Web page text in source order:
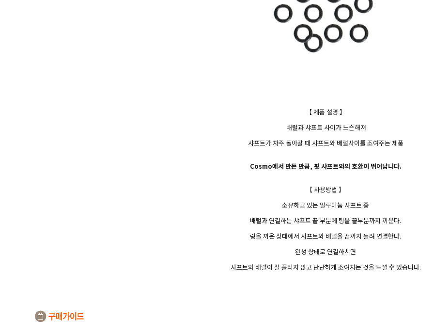
【 제품 설명 】
배럴과 샤프트 사이가 느슨해져
샤프트가 자주 돌아갈 때 샤프트와 배럴사이를 조여주는 제품
Cosmo에서 만든 만큼, 핏 샤프트와의 호환이 뛰어납니다.
【 사용방법 】
소유하고 있는 알루미늄 샤프트 중
배럴과 연결하는 샤프트 끝 부분에 링을 끝부분까지 끼운다.
링을 끼운 상태에서 샤프트와 배럴을 끝까지 돌려 연결한다.
완성 상태로 연결하시면
샤프트와 배럴이 잘 풀리지 않고 단단하게 조여지는 것을 느낄 수 있습니다.